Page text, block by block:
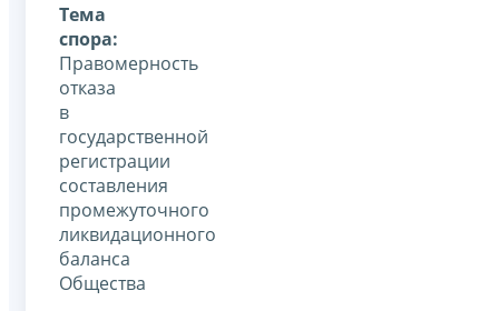
Тема
спора:
Правомерность
отказа
в
государственной
регистрации
составления
промежуточного
ликвидационного
баланса
Общества